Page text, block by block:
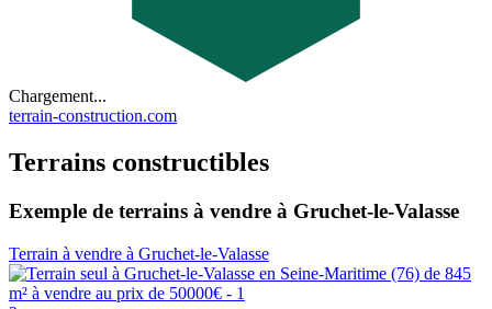
Chargement...
terrain-construction.com
Terrains constructibles
Exemple de terrains à vendre à Gruchet-le-Valasse
Terrain à vendre à Gruchet-le-Valasse